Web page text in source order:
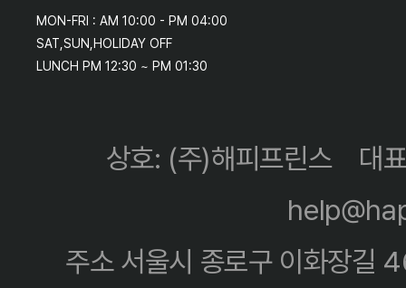
MON-FRI : AM 10:00 - PM 04:00
SAT,SUN,HOLIDAY OFF
LUNCH PM 12:30 ~ PM 01:30
상호: (주)해피프린스
대
주소 서울시 종로구 이화장길